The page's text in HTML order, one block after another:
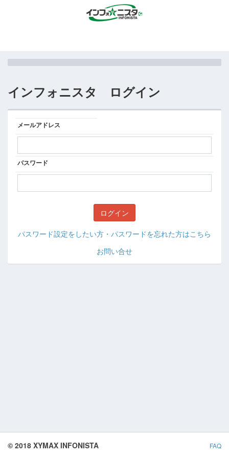
インフォニスタ ログイン
メールアドレス
パスワード
パスワード設定をしたい方・パスワードを忘れた方はこちら
お問い合せ
FAQ
© 2018 XYMAX INFONISTA